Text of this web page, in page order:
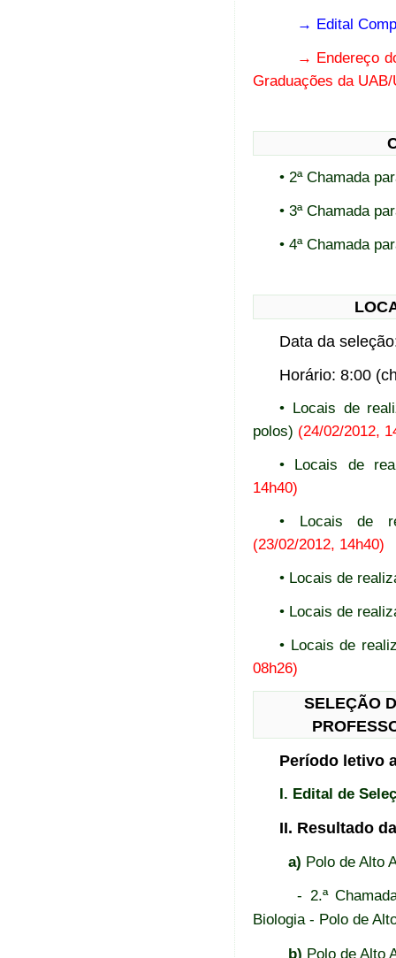
→ Edital
→ Endereço
Graduações da UAB/
• 2ª Chamada
• 3ª Chamada
• 4ª Chamada
Data da
Horário: 8:00
• Locais de
polos) (24/02/2012,
• Locais de
14h40)
• Locais de
(23/02/2012, 14h40)
• Locais de
• Locais de
• Locais de
08h26)
SELEÇÃO
Período letivo
I. Edital de
II. Resultado
a) Polo de Alto
- 2.ª
Biologia - Polo de
b) Polo de Alto